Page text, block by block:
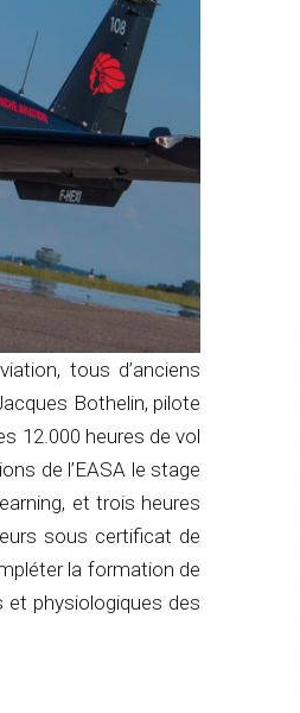
tous d’anciens
Bothelin, pilote
12.000 heures de vol
de l’EASA le stage
et trois heures
sous certificat de
la formation de
physiologiques des